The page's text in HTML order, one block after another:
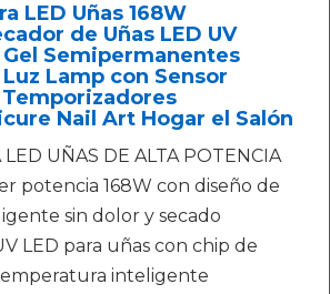
LED Uñas 168W
de Uñas LED UV
Gel Semipermanentes
Lamp con Sensor
Nail Art Hogar el Salón
LED UÑAS DE ALTA POTENCIA
potencia 168W con diseño de
sin dolor y secado
LED para uñas con chip de
inteligente